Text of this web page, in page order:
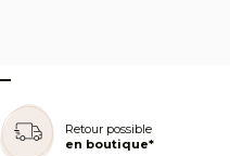
–
Retour possible
en boutique*